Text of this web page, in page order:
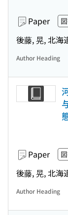
Paper
後藤, 晃, 北海
Author Heading
Paper
後藤, 晃, 北海
Author Heading